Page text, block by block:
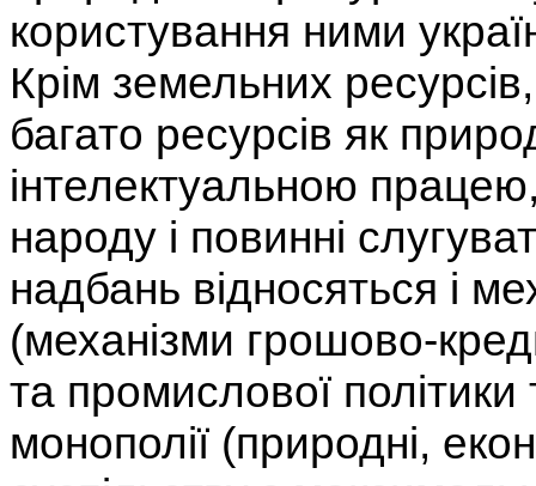
користування ними
Крім земельних
багато ресурсів як
інтелектуальною
народу і повинні
надбань відносяться і
(механізми грошово-
та промислової політики
монополії (природні,